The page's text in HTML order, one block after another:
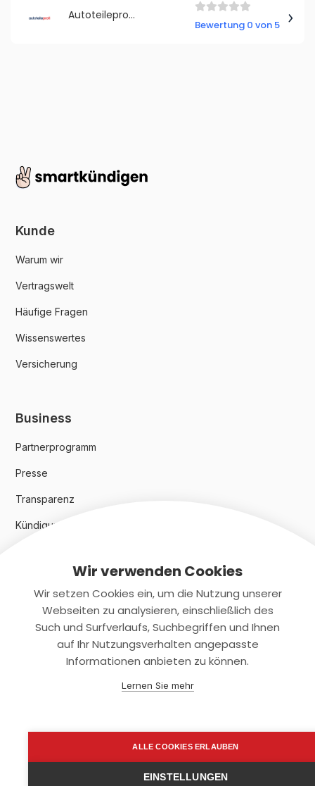
Autoteileprofi Deutschland
Bewertung 0 von 5
Kunde
Warum wir
Vertragswelt
Häufige Fragen
Wissenswertes
Versicherung
Business
Partnerprogramm
Presse
Transparenz
Kündigungsindex 2024
Rechtliches
Datenschutz
support@smartkuendigen.de
Wir verwenden Cookies
Wir setzen Cookies ein, um die Nutzung unserer
Webseiten zu analysieren, einschließlich des
Such und Surfverlaufs, Suchbegriffen und Ihnen
auf Ihr Nutzungsverhalten angepasste
Informationen anbieten zu können.
Lernen Sie mehr
ALLE COOKIES ERLAUBEN
EINSTELLUNGEN